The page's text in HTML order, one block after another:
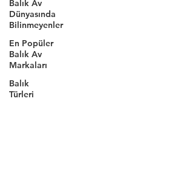
Balık Av
Dünyasında
Bilinmeyenler
En Popüler
Balık Av
Markaları
Balık
Türleri